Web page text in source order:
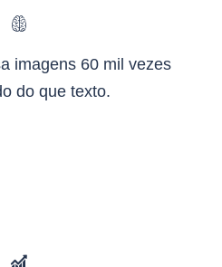
imagens 60 mil vezes
do que texto.